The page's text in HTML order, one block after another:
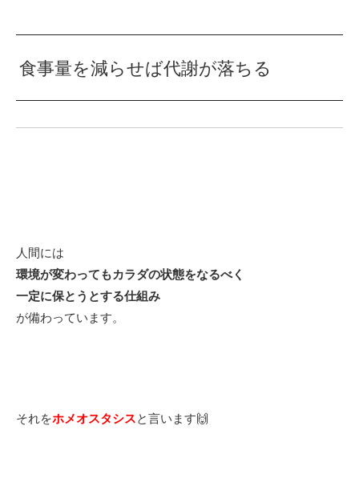
食事量を減らせば代謝が落ちる
人間には
環境が変わってもカラダの状態をなるべく
一定に保とうとする仕組み
が備わっています。
それをホメオスタシスと言います🙌